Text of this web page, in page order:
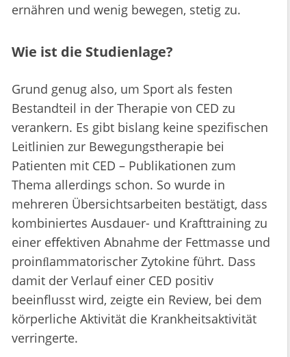
ernähren und wenig bewegen, stetig zu.
Wie ist die Studienlage?
Grund genug also, um Sport als festen
Bestandteil in der Therapie von CED zu
verankern. Es gibt bislang keine spezifischen
Leitlinien zur Bewegungstherapie bei
Patienten mit CED – Publikationen zum
Thema allerdings schon. So wurde in
mehreren Übersichtsarbeiten bestätigt, dass
kombiniertes Ausdauer- und Krafttraining zu
einer eﬀektiven Abnahme der Fettmasse und
proinﬂammatorischer Zytokine führt. Dass
damit der Verlauf einer CED positiv
beeinflusst wird, zeigte ein Review, bei dem
körperliche Aktivität die Krankheitsaktivität
verringerte.